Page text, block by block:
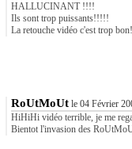
HALLUCINANT !!!!
Ils sont trop puissants!!!!!
La retouche vidéo c'est trop
RoUtMoUt le 04 Février
HiHiHi vidéo terrible, je me
Bientot l'invasion des